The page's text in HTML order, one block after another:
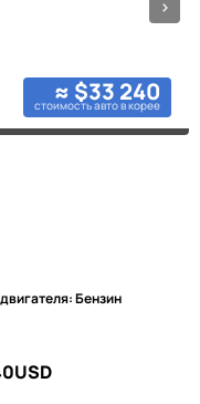
≈ $33 240
стоимость авто в корее
Бензин
USD